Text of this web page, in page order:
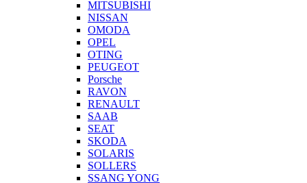
MITSUBISHI
NISSAN
OMODA
OPEL
OTING
PEUGEOT
Porsche
RAVON
RENAULT
SAAB
SEAT
SKODA
SOLARIS
SOLLERS
SSANG YONG